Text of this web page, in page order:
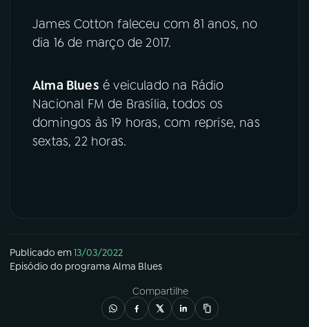
James Cotton faleceu com 81 anos, no
dia 16 de março de 2017.
Alma Blues é veiculado na Rádio
Nacional FM de Brasília, todos os
domingos às 19 horas, com reprise, nas
sextas, 22 horas.
Publicado em13/03/2022
Episódio do programa Alma Blues
Compartilhe